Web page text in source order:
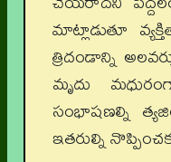
మాట్లాడుతూ
త్రిదండాన్ని
మృదు
సంభాషణల్ని
ఇతరుల్ని